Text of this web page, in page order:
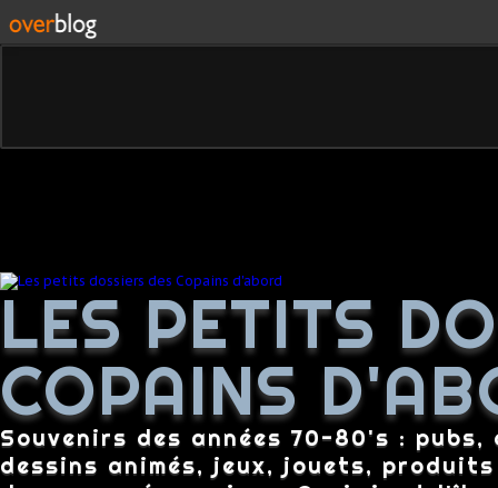
LES PETITS
COPAINS
Souvenirs des années 70-80's :
dessins animés, jeux, jouets,